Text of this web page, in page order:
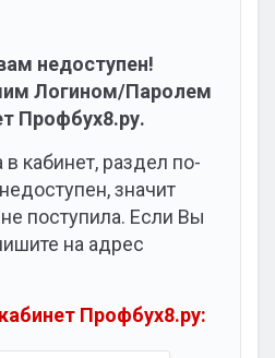
недоступен!
Логином/Паролем
Профбух8.ру.
кабинет, раздел по-
значит
поступила. Если Вы
на адрес
Профбух8.ру: